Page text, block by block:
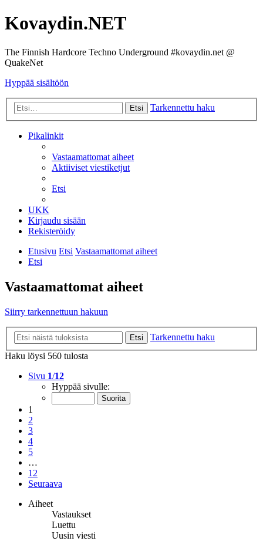
Kovaydin.NET
The Finnish Hardcore Techno Underground #kovaydin.net @
QuakeNet
Hyppää sisältöön
Etsi Tarkennettu haku
Pikalinkit
Vastaamattomat aiheet
Aktiiviset viestiketjut
Etsi
UKK
Kirjaudu sisään
Rekisteröidy
Etusivu Etsi Vastaamattomat aiheet
Etsi
Vastaamattomat aiheet
Siirry tarkennettuun hakuun
Etsi
Tarkennettu haku
Haku löysi 560 tulosta
Sivu 1/12
Hyppää sivulle:
1
2
3
4
5
…
12
Seuraava
Aiheet
Vastaukset
Luettu
Uusin viesti